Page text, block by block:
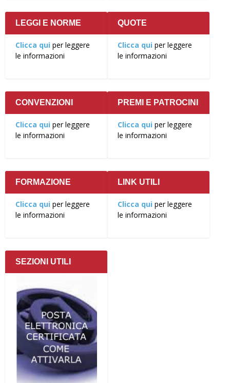
LEGGI E NORME
Clicca qui per leggere
le informazioni
QUOTE
Clicca qui per leggere
le informazioni
CONVENZIONI
Clicca qui per leggere
le informazioni
PREMI E PATROCINI
Clicca qui per leggere
le informazioni
FORMAZIONE
Clicca qui per leggere
le informazioni
LINK UTILI
Clicca qui per leggere
le informazioni
SEZIONI UTILI